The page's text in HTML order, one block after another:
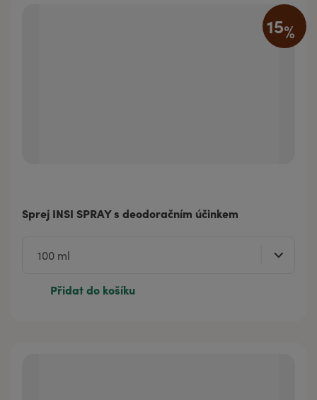
15%
Sprej INSI SPRAY s deodoračním účinkem
Přidat do košíku